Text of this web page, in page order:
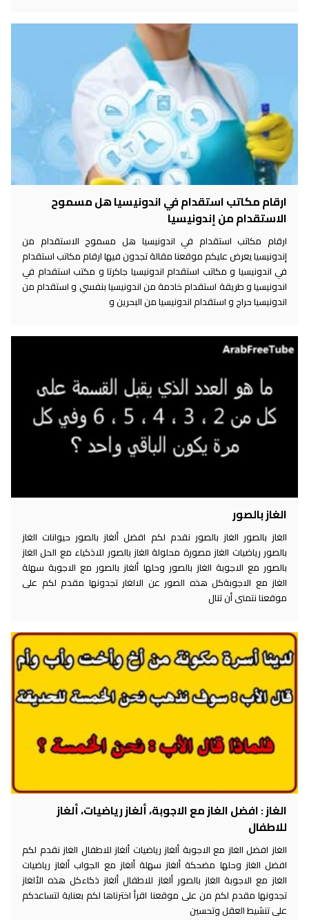
ارقام مكاتب استقدام في اندونيسيا هل مسموح
الاستقدام من إندونيسيا
ارقام مكاتب استقدام في اندونيسيا هل مسموح الاستقدام من
إندونيسيا يعرض عليكم موقعنا مقالة تجدون فيها ارقام مكاتب استقدام
في اندونيسيا و مكاتب استقدام اندونيسيا جاكرتا و مكتب استقدام في
اندونيسيا و طريقة استقدام خادمة من اندونيسيا بنفسي و استقدام من
اندونيسيا حراج و استقدام اندونيسيا من البحرين و
الغاز بالصور
الغاز بالصور الغاز بالصور نقدم لكم افضل ألغاز بالصور حيوانات الغاز
بالصور رياضيات الغاز مصورة محلولة الغاز بالصور للاذكياء مع الحل الغاز
بالصور مع الاجوبة الغاز بالصور وحلها ألغاز بالصور مع الاجوبة سهلة
الغاز مع الاجوبةكل هذه الصور عن الالغار تجدونها مقدم لكم على
موقعنا نتمنى أن تنال
الغاز : افضل الغاز مع الاجوبة، ألغاز رياضيات، ألغاز
للاطفال
الغاز افضل الغاز مع الاجوبة ألغاز رياضيات ألغاز للاطفال الغاز نقدم لكم
افضل الغاز وحلها مضحكة ألغاز سهلة ألغاز مع الجواب ألغاز رياضيات
الغاز مع الاجوبة الغاز بالصور ألغاز للاطفال ألغاز ذكاءكل هذه الألغاز
تجدونها مقدم لكم من على موقعنا اقرأ اخترناها لكم بعناية لتساعدكم
على تنشيط العقل وتحسين